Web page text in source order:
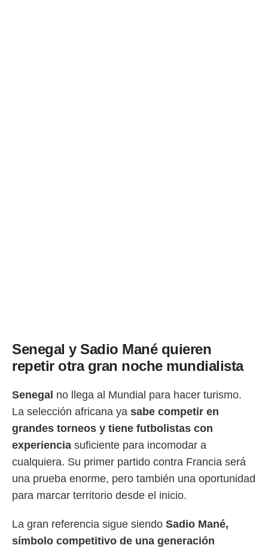
Senegal y Sadio Mané quieren
repetir otra gran noche mundialista
Senegal no llega al Mundial para hacer turismo.
La selección africana ya sabe competir en
grandes torneos y tiene futbolistas con
experiencia suficiente para incomodar a
cualquiera. Su primer partido contra Francia será
una prueba enorme, pero también una oportunidad
para marcar territorio desde el inicio.
La gran referencia sigue siendo Sadio Mané,
símbolo competitivo de una generación